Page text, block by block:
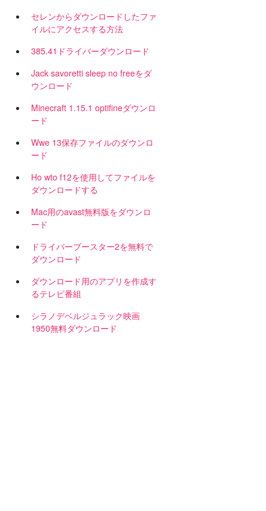
セレンからダウンロードしたファ
イルにアクセスする方法
385.41ドライバーダウンロード
Jack savoretti sleep no freeをダ
ウンロード
Minecraft 1.15.1 optifineダウンロ
ード
Wwe 13保存ファイルのダウンロ
ード
Ho wto f12を使用してファイルを
ダウンロードする
Mac用のavast無料版をダウンロ
ード
ドライバーブースター2を無料で
ダウンロード
ダウンロード用のアプリを作成す
るテレビ番組
シラノデベルジュラック映画
1950無料ダウンロード